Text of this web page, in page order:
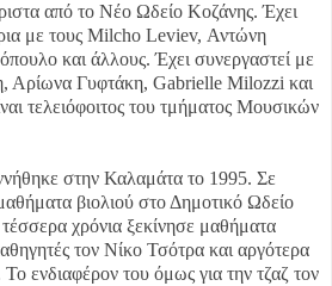
από το Νέο Ωδείο Κοζάνης. Έχει
με τους Milcho Leviev, Αντώνη
και άλλους. Έχει συνεργαστεί με
Αρίωνα Γυφτάκη, Gabrielle Milozzi και
τελειόφοιτος του τμήματος Μουσικών
στην Καλαμάτα το 1995. Σε
βιολιού στο Δημοτικό Ωδείο
χρόνια ξεκίνησε μαθήματα
τον Νίκο Τσότρα και αργότερα
ενδιαφέρον του όμως για την τζαζ τον